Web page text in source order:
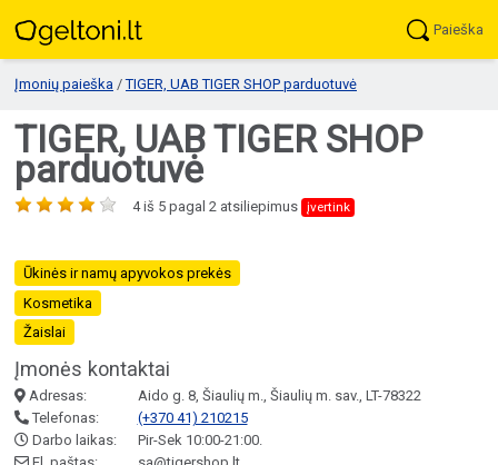
Paieška
Įmonių paieška /TIGER, UAB TIGER SHOP parduotuvė
TIGER, UAB TIGER SHOP
parduotuvė
4iš 5 pagal 2 atsiliepimus įvertink
Ūkinės ir namų apyvokos prekės
Kosmetika
Žaislai
Įmonės kontaktai
Adresas:
Aido g. 8, Šiaulių m., Šiaulių m. sav., LT-78322
Telefonas:
(+370 41) 210215
Darbo laikas:
Pir-Sek 10:00-21:00.